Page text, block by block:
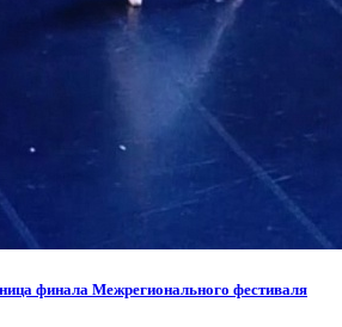
финала Межрегионального фестиваля